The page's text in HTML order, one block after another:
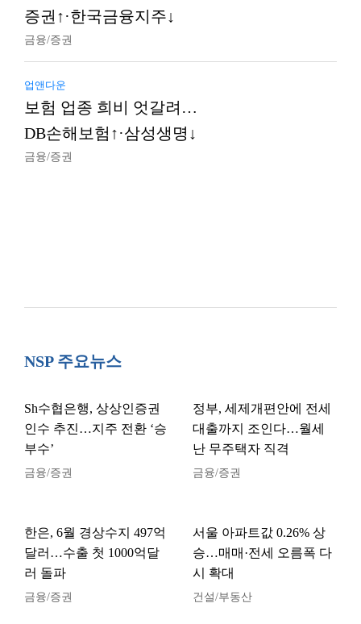
증권↑·한국금융지주↓
금융/증권
업앤다운
보험 업종 희비 엇갈려…
DB손해보험↑·삼성생명↓
금융/증권
NSP 주요뉴스
Sh수협은행, 상상인증권
인수 추진…지주 전환 ‘승
부수’
금융/증권
정부, 세제개편안에 전세
대출까지 조인다…월세
난 무주택자 직격
금융/증권
한은, 6월 경상수지 497억
달러…수출 첫 1000억달
러 돌파
금융/증권
서울 아파트값 0.26% 상
승…매매·전세 오름폭 다
시 확대
건설/부동산